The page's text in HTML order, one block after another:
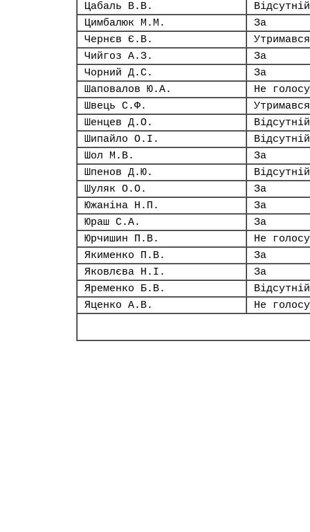
Цабаль В.В.
Відсутній
Цимбалюк М.М.
За
Чернєв Є.В.
Утримався
Чийгоз А.З.
За
Чорний Д.С.
За
Шаповалов Ю.А.
Не
Швець С.Ф.
Утримався
Шенцев Д.О.
Відсутній
Шипайло О.І.
Відсутній
Шол М.В.
За
Шпенов Д.Ю.
Відсутній
Шуляк О.О.
За
Южаніна Н.П.
За
Юраш С.А.
За
Юрчишин П.В.
Не
Якименко П.В.
За
Яковлєва Н.І.
За
Яременко Б.В.
Відсутній
Яценко А.В.
Не